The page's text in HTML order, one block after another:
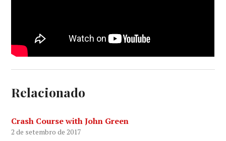
Relacionado
Crash Course with John Green
2 de setembro de 2017